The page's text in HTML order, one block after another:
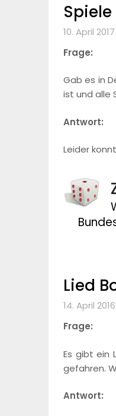
10. April
Frage:
Gab es in
ist und alle
Antwort:
Leider
Lied
14. April
Frage:
Es gibt ein
gefahren.
Antwort: